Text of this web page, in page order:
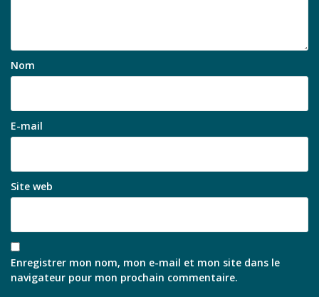
Nom
E-mail
Site web
Enregistrer mon nom, mon e-mail et mon site dans le
navigateur pour mon prochain commentaire.